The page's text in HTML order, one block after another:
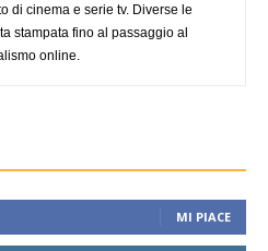
di cinema e serie tv. Diverse le
stampata fino al passaggio al
online.
MI PIACE